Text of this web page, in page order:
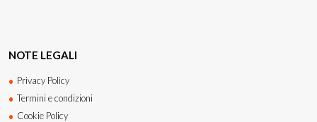
NOTE LEGALI
Privacy Policy
Termini e condizioni
Cookie Policy